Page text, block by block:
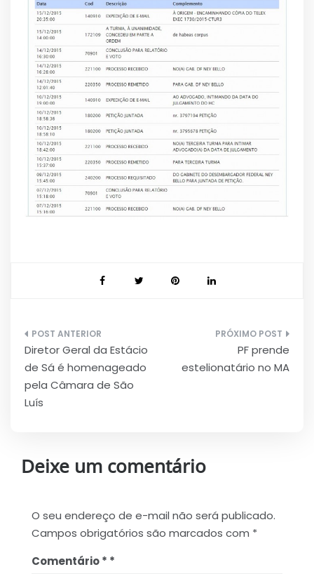
Navegação
de
Post
Diretor Geral da Estácio
de Sá é homenageado
pela Câmara de São
Luís
PF prende
estelionatário no MA
Deixe um comentário
O seu endereço de e-mail não será publicado.
Campos obrigatórios são marcados com *
Comentário*